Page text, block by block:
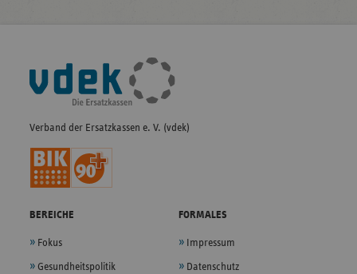
Fußleisten-
Navigation
Verband der Ersatzkassen e. V. (vdek)
BEREICHE
Fokus
Gesundheitspolitik
FORMALES
Impressum
Datenschutz